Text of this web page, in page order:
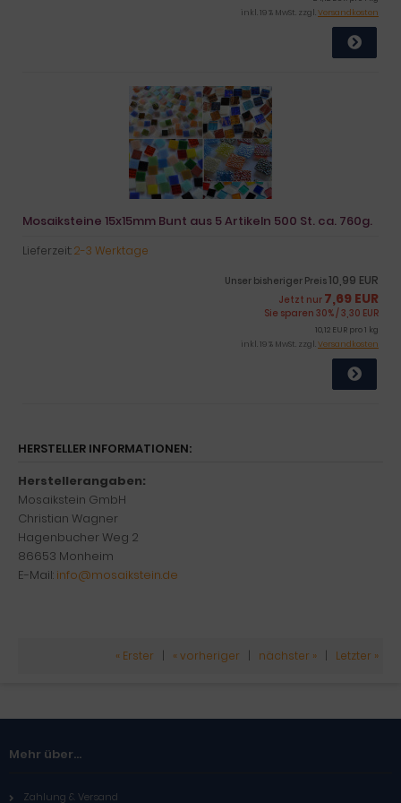
inkl. 19 % MwSt. zzgl.Versandkosten
Mosaiksteine 15x15mm Bunt aus 5 Artikeln 500 St. ca. 760g.
Lieferzeit:2-3 Werktage
Unser bisheriger Preis10,99 EUR
Jetzt nur 7,69 EUR
Sie sparen 30% / 3,30 EUR
10,12 EUR pro 1 kg
inkl. 19 % MwSt. zzgl.Versandkosten
HERSTELLER INFORMATIONEN:
Herstellerangaben:
Mosaikstein GmbH
Christian Wagner
Hagenbucher Weg 2
86653 Monheim
E-Mail: info@mosaikstein.de
« Erster « vorheriger nächster » Letzter »
Mehr über...
Zahlung & Versand